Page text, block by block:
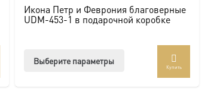
Икона Петр и Феврония благоверные
UDM-453-1 в подарочной коробке
Выберите параметры
Купить